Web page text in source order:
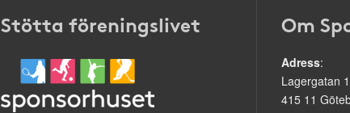
Stötta föreningslivet Om
Adress:
Lagergatan
415 11